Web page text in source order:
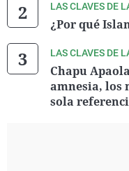
LAS CLAVES DE
¿Por qué
LAS CLAVES DE
Chapu
amnesia, los
sola